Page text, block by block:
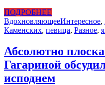
ПОДРОБНЕЕ
ВдохновляющееИнтересное,
Каменских, певица, Разное,
Абсолютно
Гагариной
исподнем